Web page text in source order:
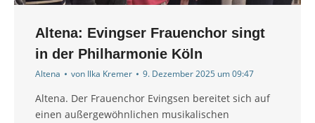
Altena: Evingser Frauenchor singt
in der Philharmonie Köln
Altena von Ilka Kremer 9. Dezember 2025 um 09:47
Altena. Der Frauenchor Evingsen bereitet sich auf
einen außergewöhnlichen musikalischen